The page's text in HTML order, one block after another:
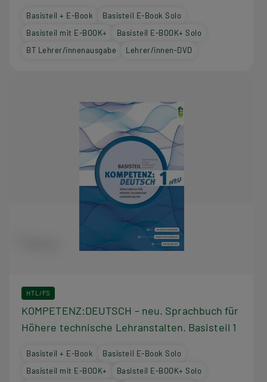
Basisteil + E-Book
Basisteil E-Book Solo
Basisteil mit E-BOOK+
Basisteil E-BOOK+ Solo
BT Lehrer/innenausgabe
Lehrer/innen-DVD
HTL/FS
KOMPETENZ:DEUTSCH – neu. Sprachbuch für
Höhere technische Lehranstalten. Basisteil 1
Basisteil + E-Book
Basisteil E-Book Solo
Basisteil mit E-BOOK+
Basisteil E-BOOK+ Solo